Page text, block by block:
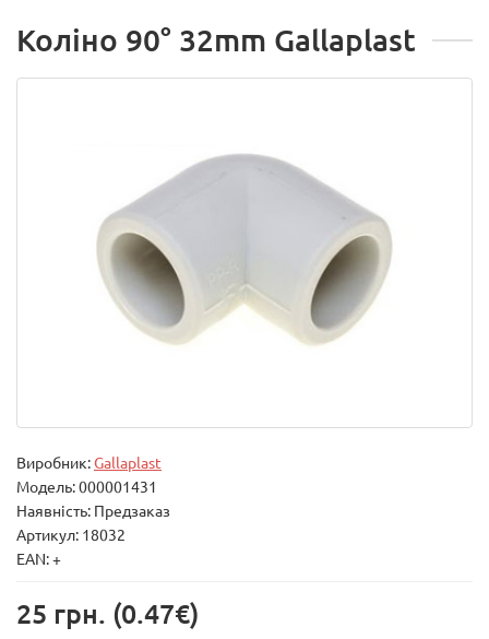
Коліно 90° 32mm Gallaplast
Виробник:Gallaplast
Модель:000001431
Наявність: Предзаказ
Артикул: 18032
EAN: +
25 грн. (0.47€)